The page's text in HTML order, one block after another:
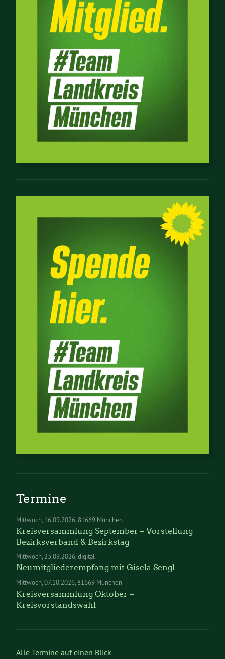
Termine
Mittwoch 16.09.2026 81669 München
Kreisversammlung September – Vorstellung
Bezirksverband & Bezirkstag
Mittwoch 23.09.2026 digital
Neumitgliederempfang mit Gisela Sengl
Mittwoch 07.10.2026 81669 München
Kreisversammlung Oktober –
Kreisvorstandswahl
Alle Termine auf einen Blick